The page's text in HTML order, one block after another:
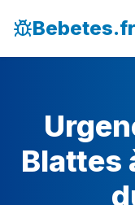
Bebetes.fr
Blattes